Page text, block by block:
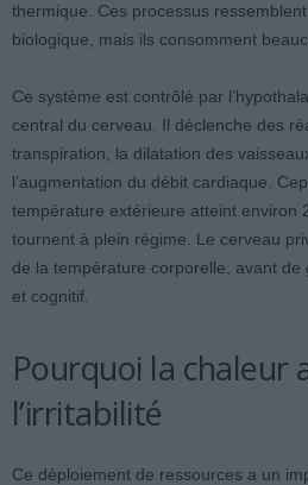
thermique. Ces processus
biologique, mais ils consomment
Ce système est contrôlé par
central du cerveau. Il déclenche des
transpiration, la dilatation des
l’augmentation du débit cardiaque.
température extérieure atteint environ
tournent à plein régime. Le cerveau
de la température corporelle, avant de
et cognitif.
Pourquoi la chaleur
l’irritabilité
Ce déploiement de ressources a un